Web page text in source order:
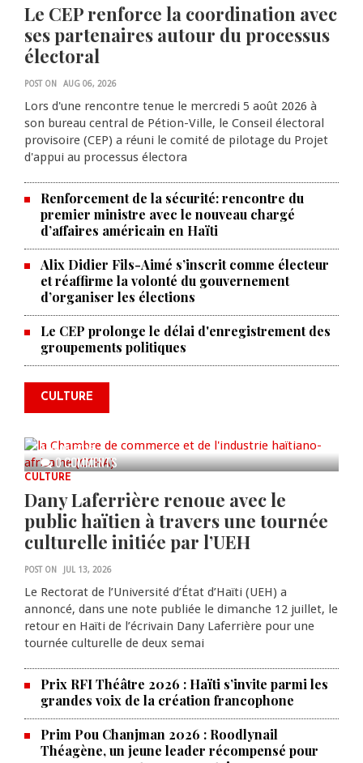
Le CEP renforce la coordination avec
ses partenaires autour du processus
électoral
POST ON AUG 06, 2026
Lors d'une rencontre tenue le mercredi 5 août 2026 à
son bureau central de Pétion-Ville, le Conseil électoral
provisoire (CEP) a réuni le comité de pilotage du Projet
d'appui au processus électora
Renforcement de la sécurité: rencontre du
premier ministre avec le nouveau chargé
d’affaires américain en Haïti
Alix Didier Fils-Aimé s’inscrit comme électeur
et réaffirme la volonté du gouvernement
d’organiser les élections
Le CEP prolonge le délai d'enregistrement des
groupements politiques
CULTURE
0 COMMENTS
La Chambre de commerce et de
l'industrie haïtiano-africaine
annonce des activités pour
commémorer le 235e
anniversaire de la cérémonie du
AUG 05, 2026
CULTURE
Dany Laferrière renoue avec le
public haïtien à travers une tournée
culturelle initiée par l’UEH
POST ON JUL 13, 2026
Le Rectorat de l’Université d’État d’Haïti (UEH) a
annoncé, dans une note publiée le dimanche 12 juillet, le
retour en Haïti de l’écrivain Dany Laferrière pour une
tournée culturelle de deux semai
Prix RFI Théâtre 2026 : Haïti s’invite parmi les
grandes voix de la création francophone
Prim Pou Chanjman 2026 : Roodlynail
Théagène, un jeune leader récompensé pour